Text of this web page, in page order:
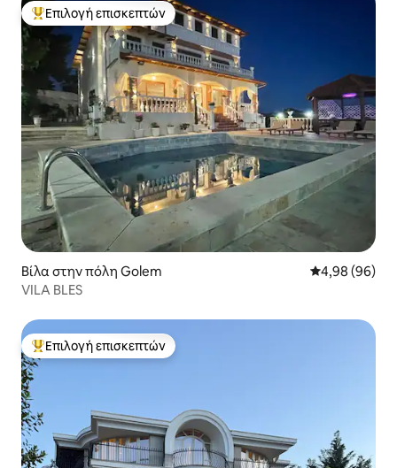
Κορυφαία επιλογή επισκεπτών
Επιλογή επισκεπτών
Βίλα στην πόλη Golem Μέση
4,98 (96)
VILA BLES
Κορυφαία επιλογή επισκεπτών
Επιλογή επισκεπτών